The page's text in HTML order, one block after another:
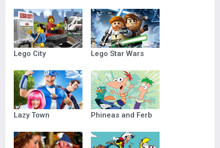
Lego City Lego Star Wars
Lazy Town Phineas and Ferb